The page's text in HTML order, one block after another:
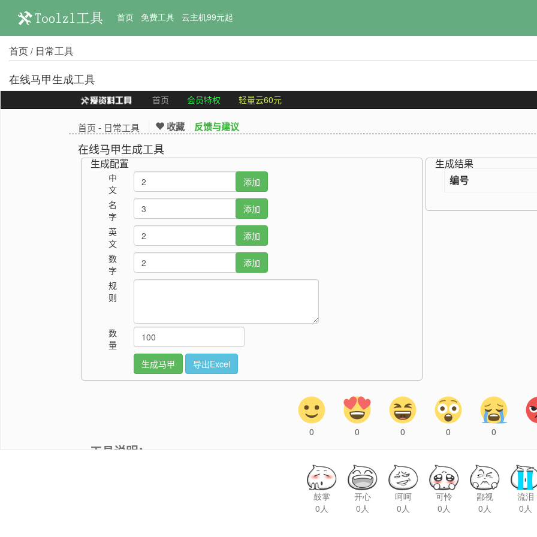
首页 免费工具 云主机99元起
首页 / 日常工具
在线马甲生成工具
鼓掌
0人
开心
0人
呵呵
0人
可怜
0人
鄙视
0人
流泪
0人